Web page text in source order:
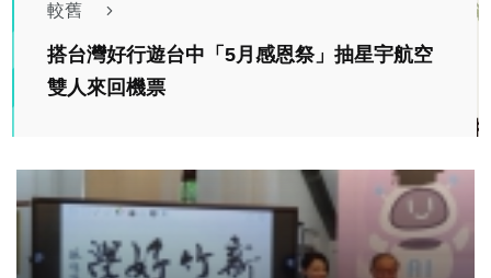
較舊
搭台灣好行遊台中「5月感恩祭」抽星宇航空
雙人來回機票